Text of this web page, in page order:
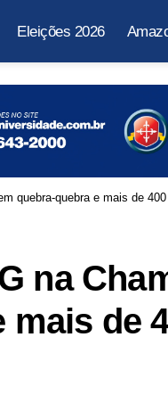
Eleições 2026
quebra-quebra e mais de
na
mais de